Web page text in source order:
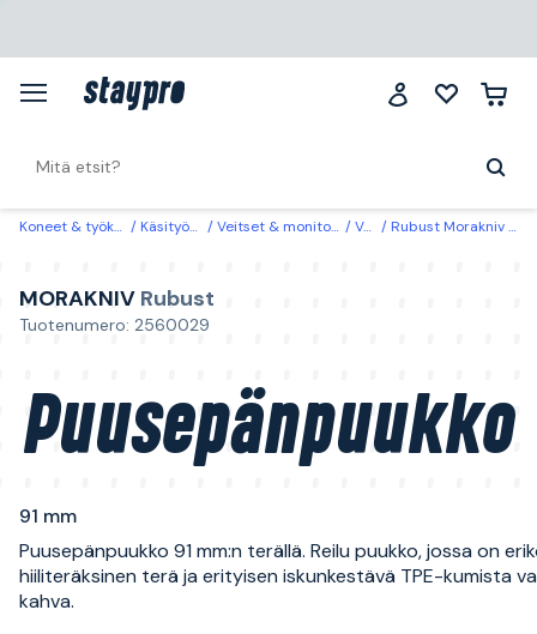
Koneet & työkalut Käsityökalut Veitset & monitoimityökalut Veitset Rubust Morakniv Puusepänpuukko 91 mm
MORAKNIV Rubust
Tuotenumero: 2560029
Puusepänpuukko
91 mm
Puusepänpuukko 91 mm:n terällä. Reilu puukko, jossa on
hiiliteräksinen terä ja erityisen iskunkestävä TPE-kumista
kahva.